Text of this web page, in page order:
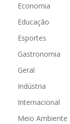
Economia
Educação
Esportes
Gastronomia
Geral
Indústria
Internacional
Meio Ambiente